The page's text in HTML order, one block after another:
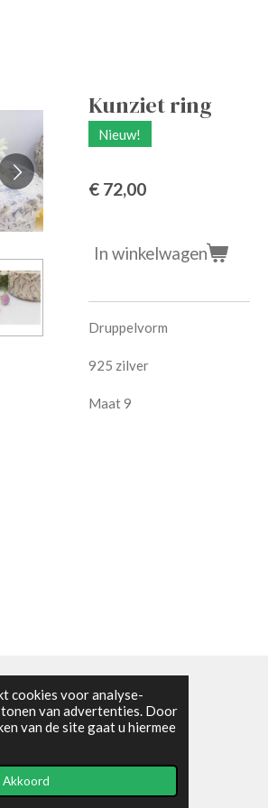
cookies voor analyse-
van advertenties. Door
van de site gaat u hiermee
Akkoord
Kunziet ring
Nieuw!
€ 72,00
In winkelwagen
Druppelvorm
925 zilver
Maat 9
Het vlinderpad